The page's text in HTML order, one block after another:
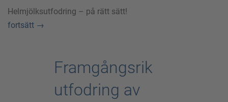
Helmjölksutfodring – på rätt sätt!
fortsätt →
Framgångsrik
utfodring av